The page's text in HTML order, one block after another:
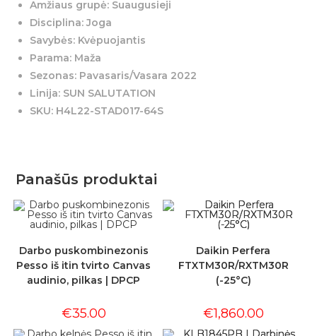
Amžiaus grupė: Suaugusieji
Disciplina: Joga
Savybės: Kvėpuojantis
Parama: Maža
Sezonas: Pavasaris/Vasara 2022
Linija: SUN SALUTATION
SKU: H4L22-STAD017-64S
Panašūs produktai
Darbo puskombinezonis
Pesso iš itin tvirto Canvas
audinio, pilkas | DPCP
€35.00
Daikin Perfera
FTXTM30R/RXTM30R
(-25°C)
€1,860.00